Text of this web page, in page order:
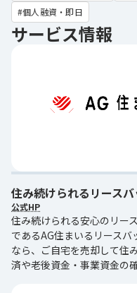
個人融資・即日
サービス情報
住み続けられるリース
公式HP
住み続けられる安心のリー
であるAG住まいるリース
なら、ご自宅を売却して住
済や老後資金・事業資金の